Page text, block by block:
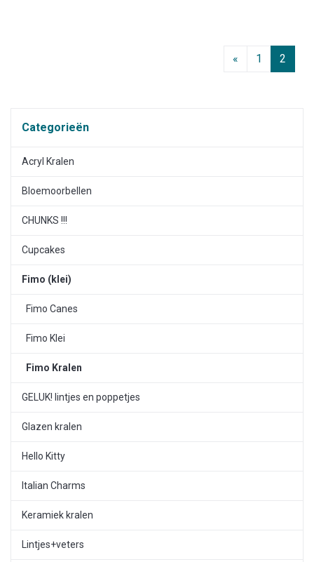
« 1 2
Categorieën
Acryl Kralen
Bloemoorbellen
CHUNKS !!!
Cupcakes
Fimo (klei)
Fimo Canes
Fimo Klei
Fimo Kralen
GELUK! lintjes en poppetjes
Glazen kralen
Hello Kitty
Italian Charms
Keramiek kralen
Lintjes+veters